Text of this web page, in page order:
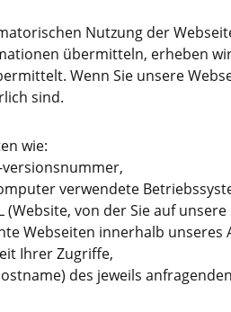
Nutzung der
übermitteln, erheben
Wenn Sie unsere
sind.
wie:
verwendete
(Website, von der Sie auf
Webseiten innerhalb unseres
Ihrer Zugriffe,
des jeweils